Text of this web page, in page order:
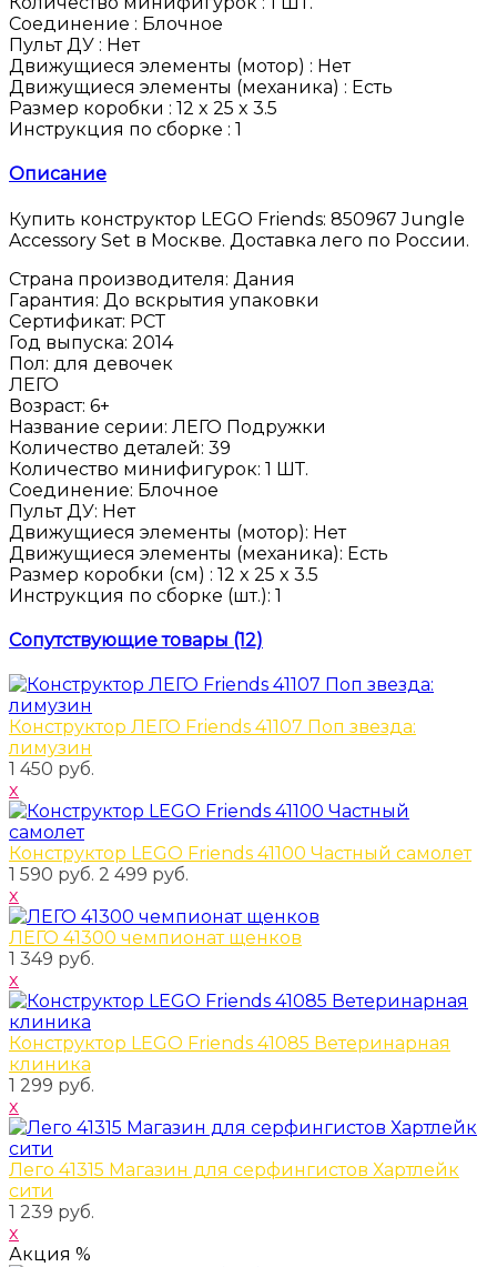
Соединение : Блочное
Пульт ДУ : Нет
Движущиеся элементы (мотор) : Нет
Движущиеся элементы (механика) : Есть
Размер коробки : 12 x 25 x 3.5
Инструкция по сборке : 1
Описание
Купить конструктор LEGO Friends: 850967 Jungle
Accessory Set в Москве. Доставка лего по России.
Страна производителя: Дания
Гарантия: До вскрытия упаковки
Сертификат: РСТ
Год выпуска: 2014
Пол: для девочек
ЛЕГО
Возраст: 6+
Название серии: ЛЕГО Подружки
Количество деталей: 39
Количество минифигурок: 1 ШТ.
Соединение: Блочное
Пульт ДУ: Нет
Движущиеся элементы (мотор): Нет
Движущиеся элементы (механика): Есть
Размер коробки (см) : 12 x 25 x 3.5
Инструкция по сборке (шт.): 1
Сопутствующие товары (12)
Конструктор ЛЕГО Friends 41107 Поп звезда:
лимузин
1 450 руб.
x
Конструктор LEGO Friends 41100 Частный самолет
1 590 руб. 2 499 руб.
x
ЛЕГО 41300 чемпионат щенков
1 349 руб.
x
Конструктор LEGO Friends 41085 Ветеринарная
клиника
1 299 руб.
x
Лего 41315 Магазин для серфингистов Хартлейк
сити
1 239 руб.
x
Акция %